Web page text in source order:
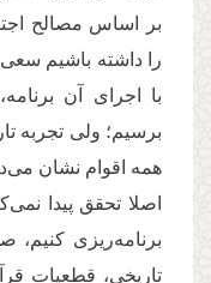
بر اساس مصالح
را داشته باشیم
با اجرای آن
برسیم؛ ولی تجربه
همه اقوام نشان
اصلا تحقق پیدا
برنامه‌ریزی
تاریخی، قطعیات